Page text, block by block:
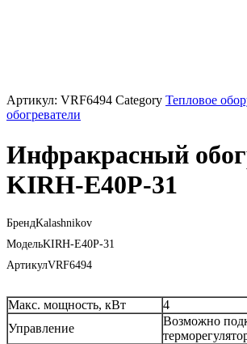
Артикул: VRF6494 Category Тепловое
обогреватели
Инфракрасный
KIRH-E40P-31
БрендKalashnikov
МодельKIRH-E40P-31
АртикулVRF6494
Макс. мощность, кВт
4
Управление
Возможно